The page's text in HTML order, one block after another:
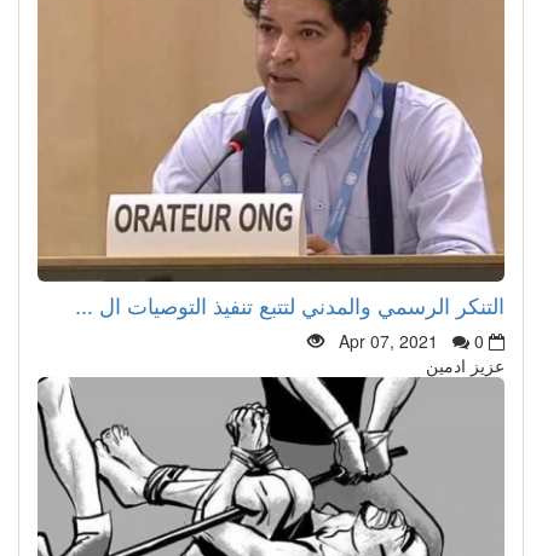
التنكر الرسمي والمدني لتتبع تنفيذ التوصيات ال ...
Apr 07, 2021
0
عزيز ادمين